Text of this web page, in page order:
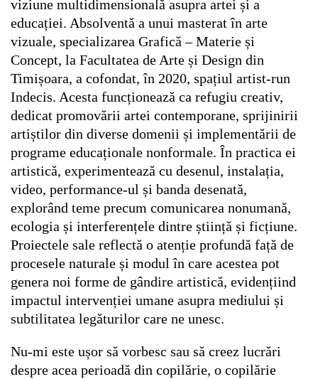
viziune multidimensională asupra artei și a
educației. Absolventă a unui masterat în arte
vizuale, specializarea Grafică – Materie și
Concept, la Facultatea de Arte și Design din
Timișoara, a cofondat, în 2020, spațiul artist-run
Indecis. Acesta funcționează ca refugiu creativ,
dedicat promovării artei contemporane, sprijinirii
artiștilor din diverse domenii și implementării de
programe educaționale nonformale. În practica ei
artistică, experimentează cu desenul, instalația,
video, performance-ul și banda desenată,
explorând teme precum comunicarea nonumană,
ecologia și interferențele dintre știință și ficțiune.
Proiectele sale reflectă o atenție profundă față de
procesele naturale și modul în care acestea pot
genera noi forme de gândire artistică, evidențiind
impactul intervenției umane asupra mediului și
subtilitatea legăturilor care ne unesc.
Nu-mi este ușor să vorbesc sau să creez lucrări
despre acea perioadă din copilărie, o copilărie